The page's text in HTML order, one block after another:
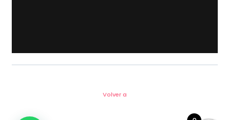
Volver a